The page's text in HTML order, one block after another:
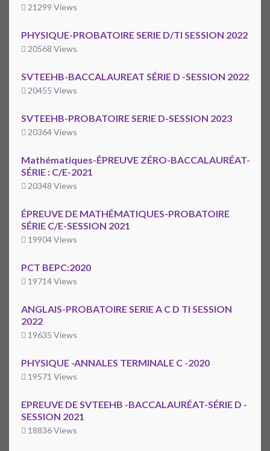
21299 Views
PHYSIQUE-PROBATOIRE SERIE D/TI SESSION 2022
20568 Views
SVTEEHB-BACCALAUREAT SÉRIE D -SESSION 2022
20455 Views
SVTEEHB-PROBATOIRE SERIE D-SESSION 2023
20364 Views
Mathématiques-ÉPREUVE ZÉRO-BACCALAURÉAT-
SÉRIE : C/E-2021
20348 Views
ÉPREUVE DE MATHÉMATIQUES-PROBATOIRE
SÉRIE C/E-SESSION 2021
19904 Views
PCT BEPC:2020
19714 Views
ANGLAIS-PROBATOIRE SERIE A C D TI SESSION
2022
19635 Views
PHYSIQUE -ANNALES TERMINALE C -2020
19571 Views
EPREUVE DE SVTEEHB -BACCALAURÉAT-SÉRIE D -
SESSION 2021
18836 Views